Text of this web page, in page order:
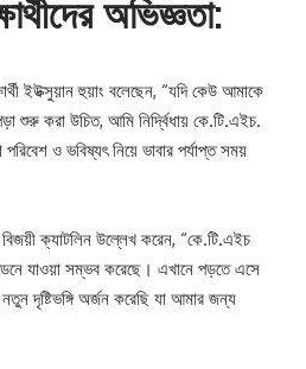
অভিজ্ঞতা:
ইউক্সুয়ান হুয়াং বলেছেন, “যদি কেউ আমাকে
শুরু করা উচিত, আমি নির্দ্বিধায় কে.টি.এইচ.
ও ভবিষ্যৎ নিয়ে ভাবার পর্যাপ্ত সময়
ক্যাটলিন উল্লেখ করেন, “কে.টি.এইচ
যাওয়া সম্ভব করেছে। এখানে পড়তে এসে
দৃষ্টিভঙ্গি অর্জন করেছি যা আমার জন্য